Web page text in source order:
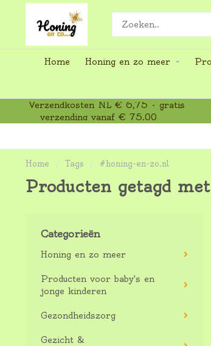
Home Honing en zo meer
Verzendkosten NL € 6,75 - gratis
verzending vanaf € 75,00
Home / Tags / #honing-en-zo.nl
Producten getagd
Categorieën
Honing en zo meer
Producten voor baby's en
jonge kinderen
Gezondheidszorg
Gezicht &